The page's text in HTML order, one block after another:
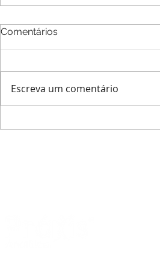
Comentários
Escreva um comentário